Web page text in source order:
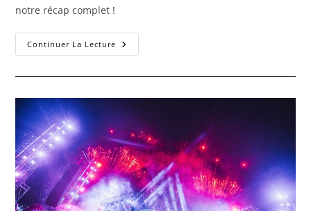
notre récap complet !
Continuer La Lecture